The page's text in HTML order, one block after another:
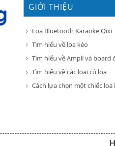
GIỚI THIỆU
Loa Bluetooth Karaoke Qixi
Tìm hiểu về loa kéo
Tìm hiểu về Ampli và board
Tìm hiểu về các loại củ loa
Cách lựa chọn một chiếc loa